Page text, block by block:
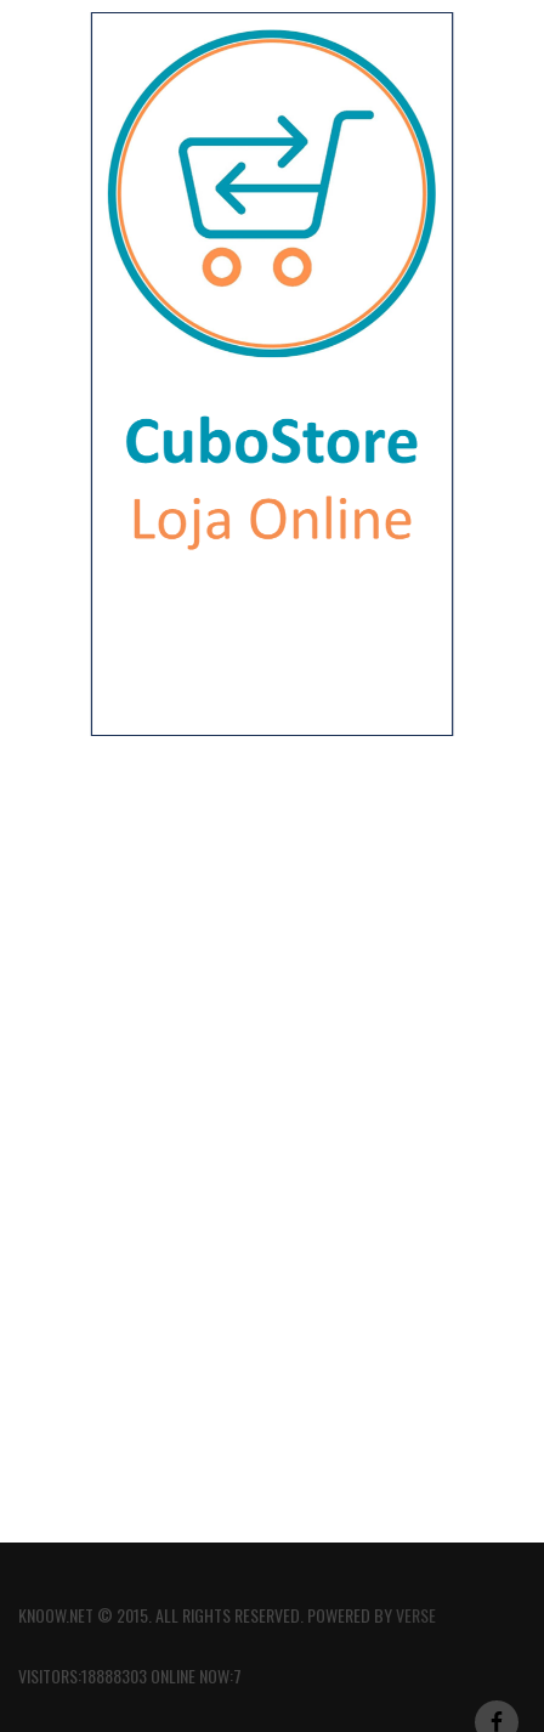
KNOOW.NET © 2015. ALL RIGHTS RESERVED. POWERED BYVERSE
VISITORS:18888303 ONLINE NOW:7